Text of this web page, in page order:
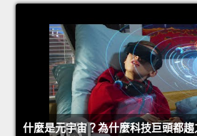
什麼是元宇宙？為什麼科技巨頭都趨